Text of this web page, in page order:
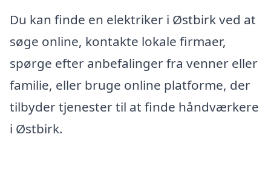
Du kan finde en elektriker i Østbirk ved at
søge online, kontakte lokale firmaer,
spørge efter anbefalinger fra venner eller
familie, eller bruge online platforme, der
tilbyder tjenester til at finde håndværkere
i Østbirk.